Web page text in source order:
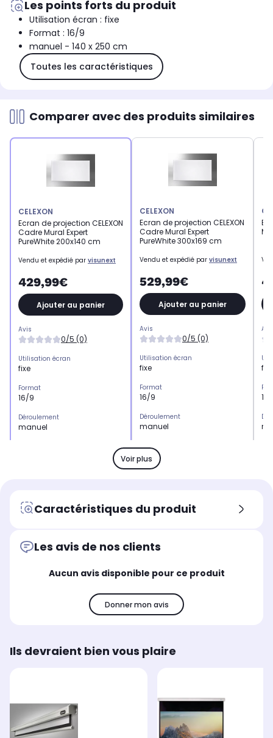
Les points forts du produit
Utilisation écran : fixe
Format : 16/9
manuel - 140 x 250 cm
Toutes les caractéristiques
Comparer avec des produits similaires
CELEXON
Ecran de projection CELEXON
Cadre Mural Expert
PureWhite 200x140 cm
Vendu et expédié par visunext
429,99€
Ajouter au panier
Avis
0/5 (0)
Utilisation écran
fixe
Format
16/9
Déroulement
manuel
Installation fixe
écran sur cadre
Non
CELEXON
Ecran de projection CELEXON
Cadre Mural Expert
PureWhite 300x169 cm
Vendu et expédié par visunext
529,99€
Ajouter au panier
Avis
0/5 (0)
Utilisation écran
fixe
Format
16/9
Déroulement
manuel
Dimensions (hauteur x base)
169 x 300 cm
Installation fixe
écran sur cadre
Non
Non
Fixation murale
Non
fixe
Voir plus
Caractéristiques du produit
Les avis de nos clients
Aucun avis disponible pour ce produit
Donner mon avis
Ils devraient bien vous plaire